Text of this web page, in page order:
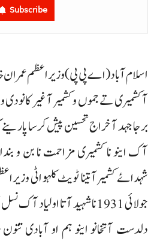
Subscribe
اسلام آباد (اے پی پی) وزیراعظم عمران
آ کشمیری تے جموں و کشمیر آ غیر کانودی و
آک اینو نا کشمیری مزاحمت نا بن و
جولائی 1931نا شہید آتا
دلدست آتخانو اینو ہم او آبادی